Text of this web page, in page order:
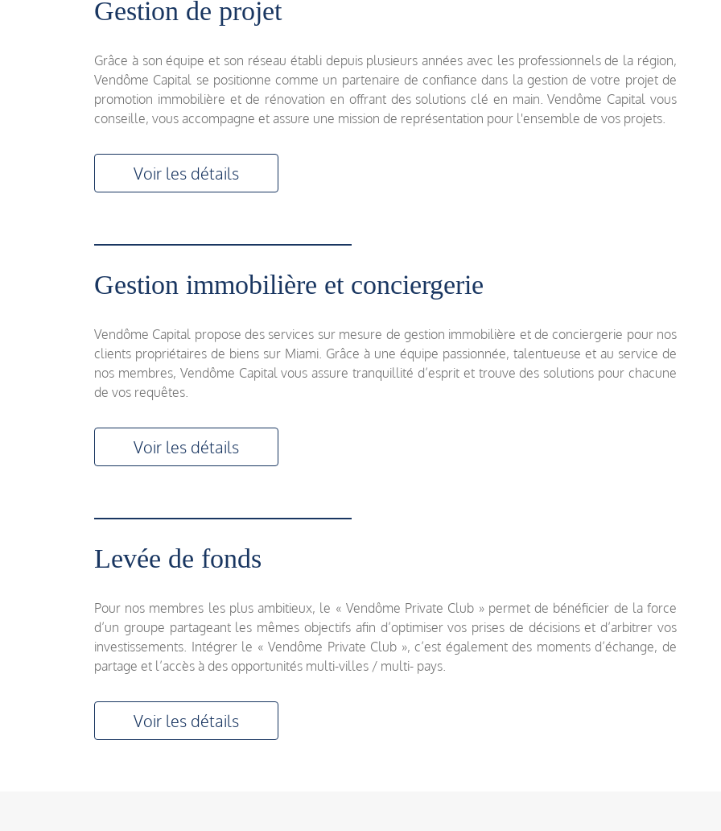
Gestion de projet
Grâce à son équipe et son réseau établi depuis plusieurs années avec les professionnels de la région,
Vendôme Capital se positionne comme un partenaire de confiance dans la gestion de votre projet de
promotion immobilière et de rénovation en offrant des solutions clé en main. Vendôme Capital vous
conseille, vous accompagne et assure une mission de représentation pour l'ensemble de vos projets.
Voir les détails
Gestion immobilière et conciergerie
Vendôme Capital propose des services sur mesure de gestion immobilière et de conciergerie pour nos
clients propriétaires de biens sur Miami. Grâce à une équipe passionnée, talentueuse et au service de
nos membres, Vendôme Capital vous assure tranquillité d’esprit et trouve des solutions pour chacune
de vos requêtes.
Voir les détails
Levée de fonds
Pour nos membres les plus ambitieux, le « Vendôme Private Club » permet de bénéficier de la force
d’un groupe partageant les mêmes objectifs afin d’optimiser vos prises de décisions et d’arbitrer vos
investissements. Intégrer le « Vendôme Private Club », c’est également des moments d’échange, de
partage et l’accès à des opportunités multi-villes / multi- pays.
Voir les détails